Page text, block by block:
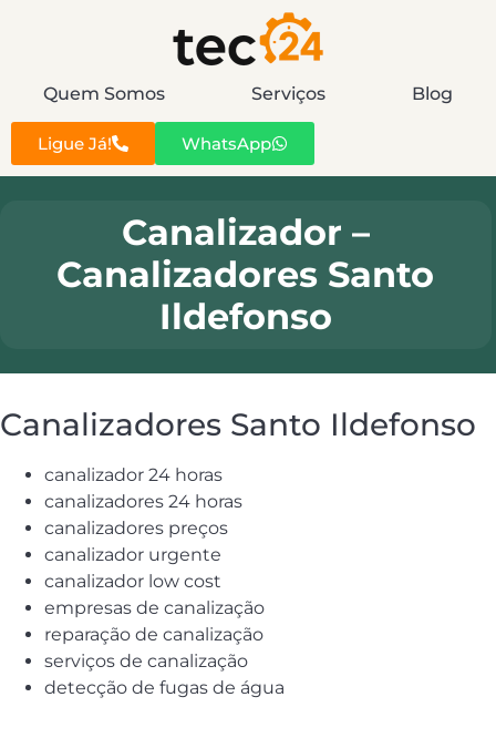
Quem Somos Serviços Blog
Ligue Já! WhatsApp
Canalizador –
Canalizadores Santo
Ildefonso
Canalizadores Santo Ildefonso
canalizador 24 horas
canalizadores 24 horas
canalizadores preços
canalizador urgente
canalizador low cost
empresas de canalização
reparação de canalização
serviços de canalização
detecção de fugas de água